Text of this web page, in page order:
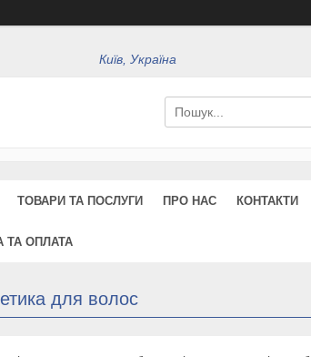
Київ, Україна
ТОВАРИ ТА ПОСЛУГИ ПРО НАС КОНТАКТИ
ТА ОПЛАТА
для волос